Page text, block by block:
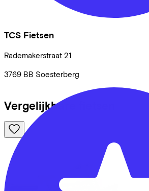
TCS Fietsen
Rademakerstraat 21
3769 BB Soesterberg
Vergelijkbare fietsen